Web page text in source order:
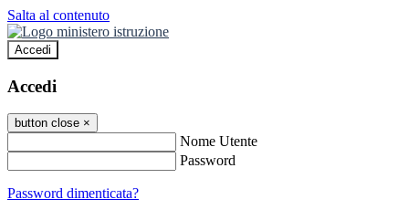
Salta al contenuto
Accedi
Accedi
button close ×
Nome Utente
Password
Password dimenticata?